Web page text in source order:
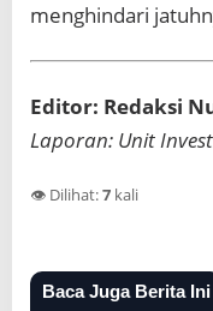
menghindari
Editor: Redaksi
Laporan: Unit
👁️ Dilihat:7 kali
Baca Juga Berita Ini